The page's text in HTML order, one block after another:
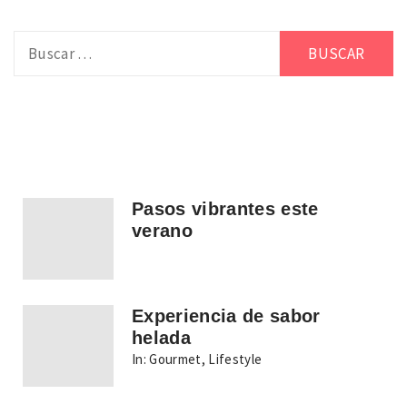
Pasos vibrantes este
verano
Experiencia de sabor
helada
In: Gourmet, Lifestyle